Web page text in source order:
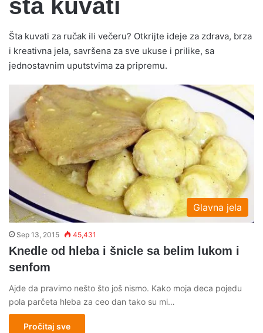
šta kuvati
Šta kuvati za ručak ili večeru? Otkrijte ideje za zdrava, brza
i kreativna jela, savršena za sve ukuse i prilike, sa
jednostavnim uputstvima za pripremu.
Glavna jela
Sep 13, 2015 45,431
Knedle od hleba i šnicle sa belim lukom i
senfom
Ajde da pravimo nešto što još nismo. Kako moja deca pojedu
pola parčeta hleba za ceo dan tako su mi…
Pročitaj sve